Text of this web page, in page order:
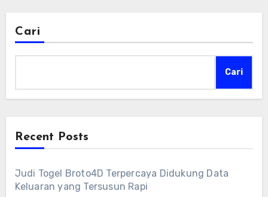
Cari
Cari
Recent Posts
Judi Togel Broto4D Terpercaya Didukung Data
Keluaran yang Tersusun Rapi